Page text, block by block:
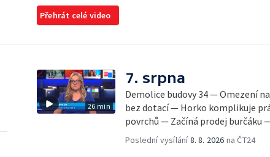
Přehrát celé video
26 min
7. srpna
Demolice budovy 34 — Omezení
bez dotací — Horko komplikuje
povrchů — Začíná prodej burčáku
Poslední vysílání8. 8. 2026 na ČT24